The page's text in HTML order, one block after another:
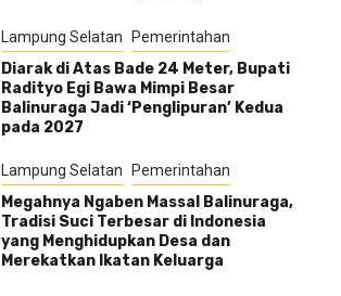
Lampung Selatan Pemerintahan
Diarak di Atas Bade 24 Meter, Bupati
Radityo Egi Bawa Mimpi Besar
Balinuraga Jadi ‘Penglipuran’ Kedua
pada 2027
Lampung Selatan Pemerintahan
Megahnya Ngaben Massal Balinuraga,
Tradisi Suci Terbesar di Indonesia
yang Menghidupkan Desa dan
Merekatkan Ikatan Keluarga